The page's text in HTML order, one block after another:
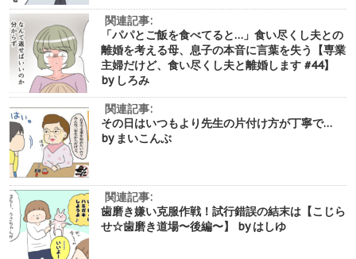
関連記事:
「パパとご飯を食べてると…」食い尽くし夫との
離婚を考える母、息子の本音に言葉を失う【専業
主婦だけど、食い尽くし夫と離婚します #44】
by しろみ
関連記事:
その日はいつもより先生の片付け方が丁寧で…
by まいこんぶ
関連記事:
歯磨き嫌い克服作戦！試行錯誤の結末は【こじら
せ☆歯磨き道場〜後編〜】 by はしゆ